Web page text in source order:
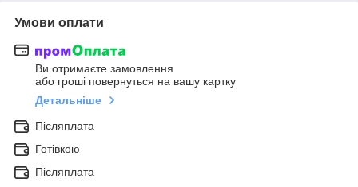
Умови оплати
Ви отримаєте замовлення
або гроші повернуться на вашу картку
Детальніше
Післяплата
Готівкою
Післяплата